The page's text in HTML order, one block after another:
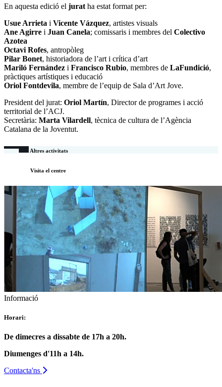
En aquesta edició el jurat ha estat format per:
Usue Arrieta i Vicente Vázquez, artistes visuals
Ane Agirre i Juan Canela; comissaris i membres del Colectivo
Azotea
Octavi Rofes, antropòleg
Pilar Bonet, historiadora de l’art i crítica d’art
Mariló Fernández i Francisco Rubio, membres de LaFundició,
pràctiques artístiques i educació
Oriol Fontdevila, membre de l’equip de Sala d’Art Jove.
President del jurat: Oriol Martín, Director de programes i acció
territorial de l’ACJ.
Secretària: Marta Vilardell, tècnica de cultura de l’Agència
Catalana de la Joventut.
Altres activitats
Visita el centre
Informació
Horari:
De dimecres a dissabte de 17h a 20h.
Diumenges d'11h a 14h.
Contacta'ns